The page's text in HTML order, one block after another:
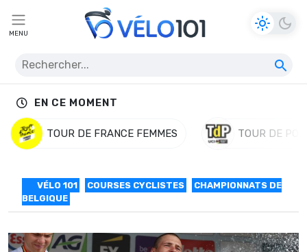
MENU
EN CE MOMENT
TOUR DE FRANCE FEMMES TOUR DE
VÉLO 101 COURSES CYCLISTES
CHAMPIONNATS DE
BELGIQUE